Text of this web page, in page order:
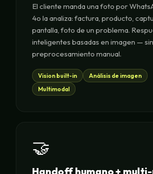
El cliente manda una foto por
4o la analiza: factura, producto,
pantalla, foto de un problema.
inteligentes basadas en imagen —
preprocesamiento manual.
Vision built-in
Análisis de imagen
Multimodal
🤝
Handoff humano +